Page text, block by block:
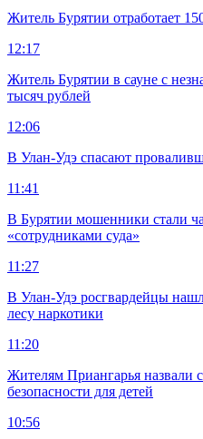
Житель Бурятии отработает
12:17
Житель Бурятии в сауне с
тысяч рублей
12:06
В Улан-Удэ спасают
11:41
В Бурятии мошенники стали
«сотрудниками суда»
11:27
В Улан-Удэ росгвардейцы
лесу наркотики
11:20
Жителям Приангарья назвали
безопасности для детей
10:56